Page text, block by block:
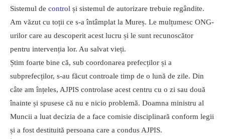
Sistemul de control și sistemul de autorizare trebuie regândite.
Am văzut cu toții ce s-a întâmplat la Mureș. Le mulțumesc ONG-
urilor care au descoperit acest lucru și le sunt recunoscător
pentru intervenția lor. Au salvat vieți.
Știm foarte bine că, sub coordonarea prefecților și a
subprefecților, s-au făcut controale timp de o lună de zile. Din
câte am înțeles, AJPIS controlase acest centru cu o zi sau două
înainte și spusese că nu e nicio problemă. Doamna ministru al
Muncii a luat decizia de a face comisie disciplinară conform legii
și a fost destituită persoana care a condus AJPIS.